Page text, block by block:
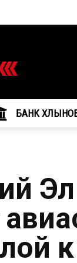
БАНК
Эл